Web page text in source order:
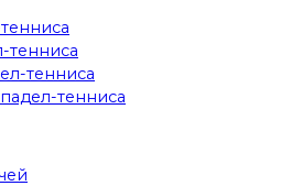
тенниса
тенниса
тенниса